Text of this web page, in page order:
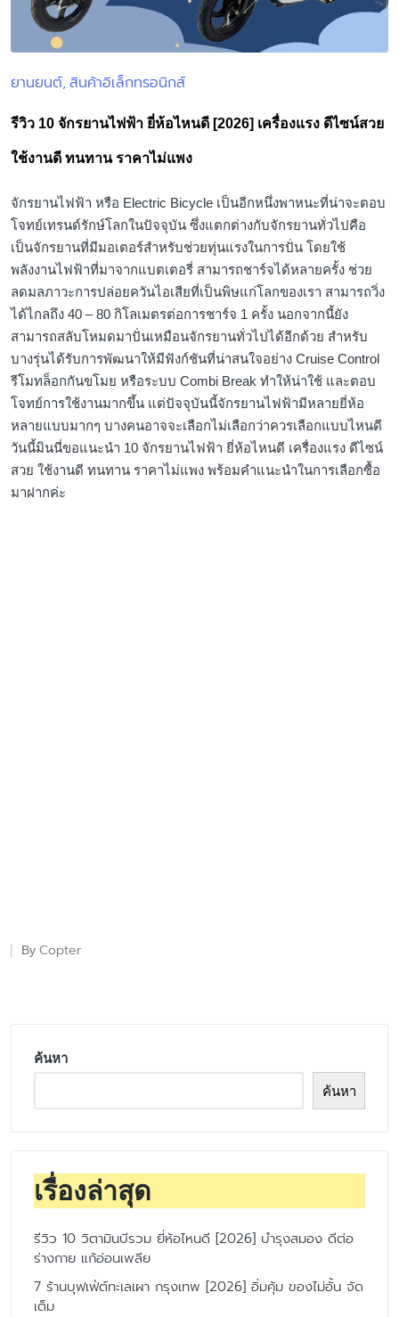
Posted
ยานยนต์ สินค้าอิเล็กทรอนิกส์
รีวิว 10 จักรยานไฟฟ้า ยี่ห้อไหนดี [2026] เครื่องแรง ดีไซน์สวย
ใช้งานดี ทนทาน ราคาไม่แพง
จักรยานไฟฟ้า หรือ Electric Bicycle เป็นอีกหนึ่งพาหนะที่น่าจะตอบ
โจทย์เทรนด์รักษ์โลกในปัจจุบัน ซึ่งแตกต่างกับจักรยานทั่วไปคือ
เป็นจักรยานที่มีมอเตอร์สำหรับช่วยทุ่นแรงในการปั่น โดยใช้
พลังงานไฟฟ้าที่มาจากแบตเตอรี่ สามารถชาร์จได้หลายครั้ง ช่วย
ลดมลภาวะการปล่อยควันไอเสียที่เป็นพิษแก่โลกของเรา สามารถวิ่ง
ได้ไกลถึง 40 – 80 กิโลเมตรต่อการชาร์จ 1 ครั้ง นอกจากนี้ยัง
สามารถสลับโหมดมาปั่นเหมือนจักรยานทั่วไปได้อีกด้วย สำหรับ
บางรุ่นได้รับการพัฒนาให้มีฟังก์ชันที่น่าสนใจอย่าง Cruise Control
รีโมทล็อกกันขโมย หรือระบบ Combi Break ทำให้น่าใช้ และตอบ
โจทย์การใช้งานมากขึ้น แต่ปัจจุบันนี้จักรยานไฟฟ้ามีหลายยี่ห้อ
หลายแบบมากๆ บางคนอาจจะเลือกไม่เลือกว่าควรเลือกแบบไหนดี
วันนี้มินนี่ขอแนะนำ 10 จักรยานไฟฟ้า ยี่ห้อไหนดี เครื่องแรง ดีไซน์
สวย ใช้งานดี ทนทาน ราคาไม่แพง พร้อมคำแนะนำในการเลือกซื้อ
มาฝากค่ะ
Posted
By Copter
ค้นหา
ค้นหา
เรื่องล่าสุด
รีวิว 10 วิตามินบีรวม ยี่ห้อไหนดี [2026] บำรุงสมอง ดีต่อ
ร่างกาย แก้อ่อนเพลีย
7 ร้านบุฟเฟ่ต์ทะเลเผา กรุงเทพ [2026] อิ่มคุ้ม ของไม่อั้น จัด
เต็ม